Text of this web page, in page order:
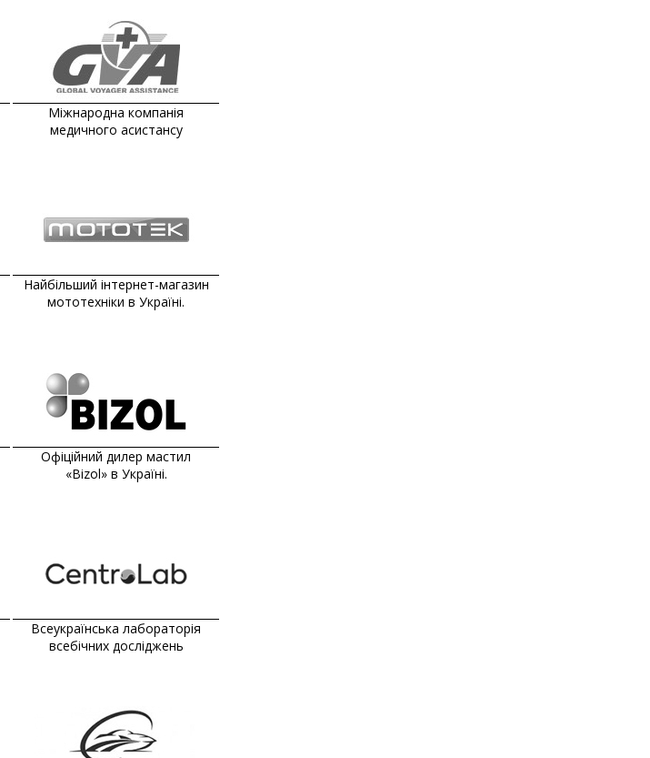
Міжнародна компанія
медичного асистансу
Найбільший інтернет-магазин
мототехніки в Україні.
Офіційний дилер мастил
«Bizol» в Україні.
Всеукраїнська лабораторія
всебічних досліджень